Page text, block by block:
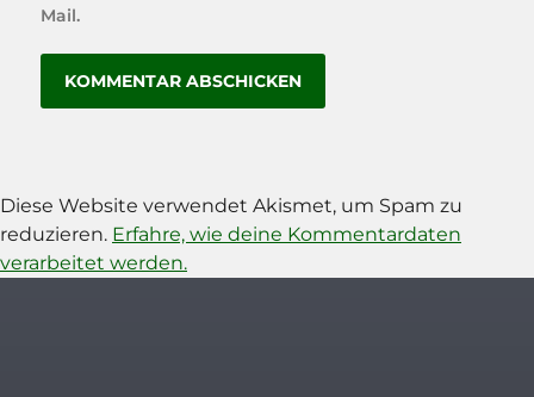
Mail.
Diese Website verwendet Akismet, um Spam zu
reduzieren. Erfahre, wie deine Kommentardaten
verarbeitet werden.